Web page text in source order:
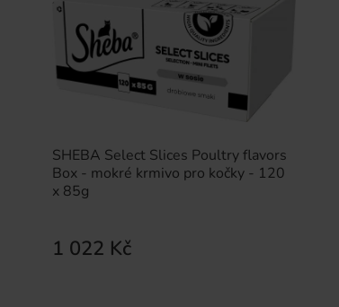
SHEBA Select Slices Poultry flavors
Box - mokré krmivo pro kočky - 120
x 85g
1 022 Kč